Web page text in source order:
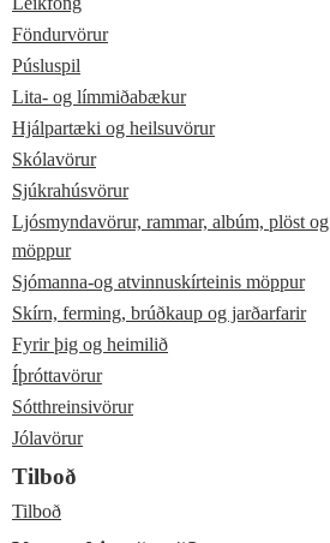
Föndurvörur
Púsluspil
Lita- og límmiðabækur
Hjálpartæki og heilsuvörur
Skólavörur
Sjúkrahúsvörur
Ljósmyndavörur, rammar, albúm, plöst og
möppur
Sjómanna-og atvinnuskírteinis möppur
Skírn, ferming, brúðkaup og jarðarfarir
Fyrir þig og heimilið
Íþróttavörur
Sótthreinsivörur
Jólavörur
Tilboð
Tilboð